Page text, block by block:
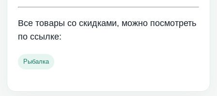
Все товары со скидками, можно посмотреть
по ссылке:
Рыбалка